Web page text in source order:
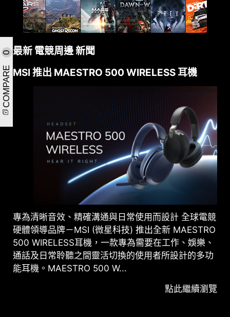
COMPARE
0
最新 電競周邊 新聞
MSI 推出 MAESTRO 500 WIRELESS 耳機
專為清晰音效、精確溝通與日常使用而設計 全球電競
硬體領導品牌－MSI (微星科技) 推出全新 MAESTRO
500 WIRELESS耳機，一款專為需要在工作、娛樂、
通話及日常聆聽之間靈活切換的使用者所設計的多功
能耳機。MAESTRO 500 W...
點此繼續瀏覽